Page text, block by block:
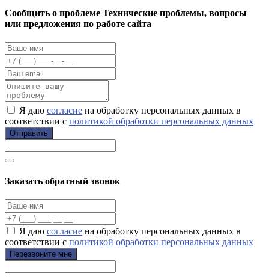
Cообщить о проблеме Технические проблемы, вопросы
или предложения по работе сайта
Я даю согласие на обработку персональных данных в
соответствии с политикой обработки персональных данных
Отправить
Заказать обратный звонок
Я даю согласие на обработку персональных данных в
соответствии с политикой обработки персональных данных
Перезвоните мне